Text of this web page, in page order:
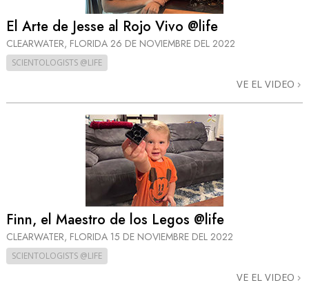
El Arte de Jesse al Rojo Vivo @life
CLEARWATER, FLORIDA 26 DE NOVIEMBRE DEL 2022
SCIENTOLOGISTS @LIFE
VE EL VIDEO
Finn, el Maestro de los Legos @life
CLEARWATER, FLORIDA 15 DE NOVIEMBRE DEL 2022
SCIENTOLOGISTS @LIFE
VE EL VIDEO